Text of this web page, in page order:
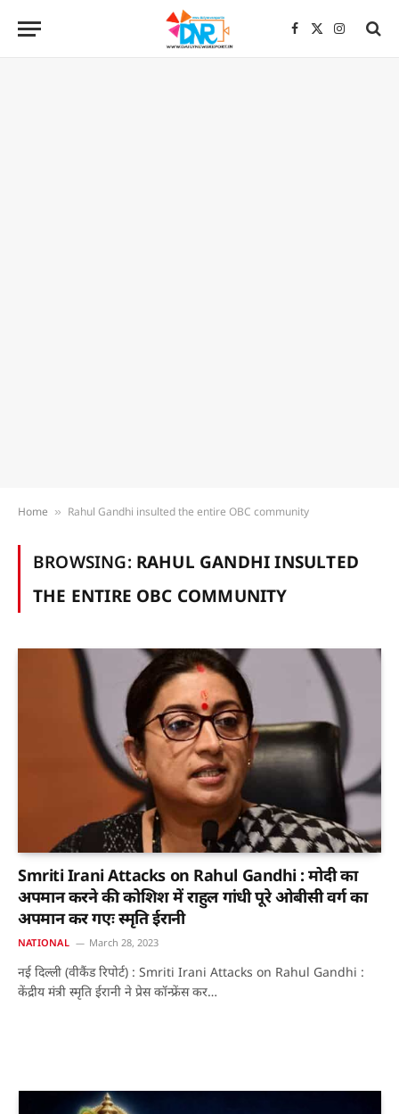
Facebook
X
Home » Rahul Gandhi insulted the entire OBC community
BROWSING: RAHUL GANDHI INSULTED
THE ENTIRE OBC COMMUNITY
Smriti Irani Attacks on Rahul Gandhi : मोदी का
अपमान करने की कोशिश में राहुल गांधी पूरे ओबीसी वर्ग का
अपमान कर गएः स्मृति ईरानी
NATIONAL March 28, 2023
नई दिल्ली (वीकैंड रिपोर्ट) : Smriti Irani Attacks on Rahul Gandhi :
केंद्रीय मंत्री स्मृति ईरानी ने प्रेस कॉन्फ्रेंस कर…